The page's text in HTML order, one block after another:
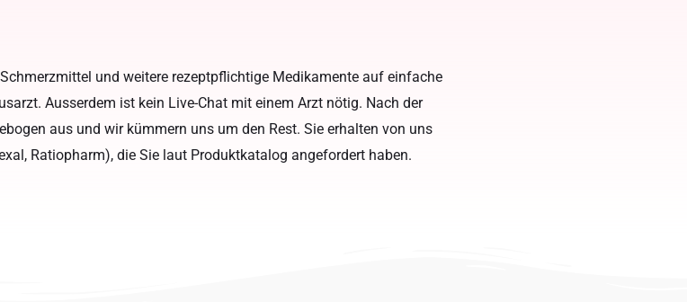
und weitere rezeptpflichtige Medikamente auf einfache
Ausserdem ist kein Live-Chat mit einem Arzt nötig. Nach der
aus und wir kümmern uns um den Rest. Sie erhalten von uns
Ratiopharm), die Sie laut Produktkatalog angefordert haben.